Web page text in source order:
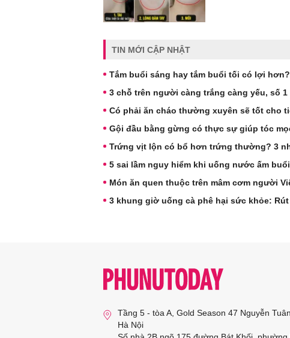
TIN MỚI CẬP NHẬT
Tắm buổi sáng hay tắm buổi tối có lợi hơn?
3 chỗ trên người càng trắng càng yếu, số
Có phải ăn cháo thường xuyên sẽ tốt cho
Gội đầu bằng gừng có thực sự giúp tóc
Trứng vịt lộn có bổ hơn trứng thường? 3
5 sai lầm nguy hiểm khi uống nước ấm
Món ăn quen thuộc trên mâm cơm người
3 khung giờ uống cà phê hại sức khỏe:
Tầng 5 - tòa A, Gold Season 47 Nguyễn
Hà Nội